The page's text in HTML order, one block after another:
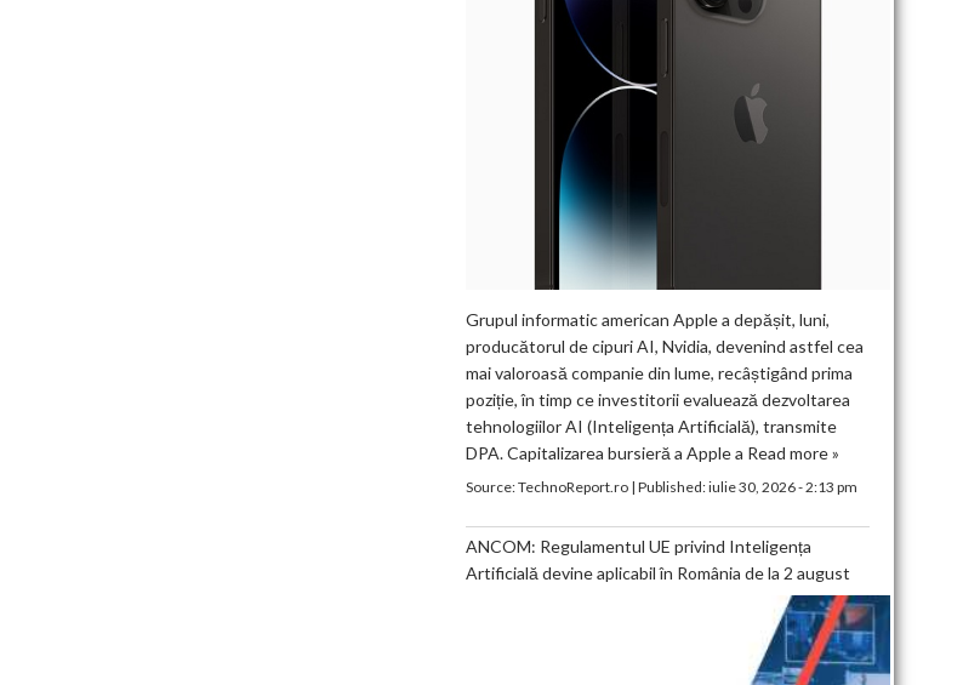
Grupul informatic american Apple a depășit, luni,
producătorul de cipuri AI, Nvidia, devenind astfel cea
mai valoroasă companie din lume, recâștigând prima
poziție, în timp ce investitorii evaluează dezvoltarea
tehnologiilor AI (Inteligența Artificială), transmite
DPA. Capitalizarea bursieră a Apple a Read more »
Source:TechnoReport.ro| Published:iulie 30, 2026 - 2:13 pm
ANCOM: Regulamentul UE privind Inteligența
Artificială devine aplicabil în România de la 2 august